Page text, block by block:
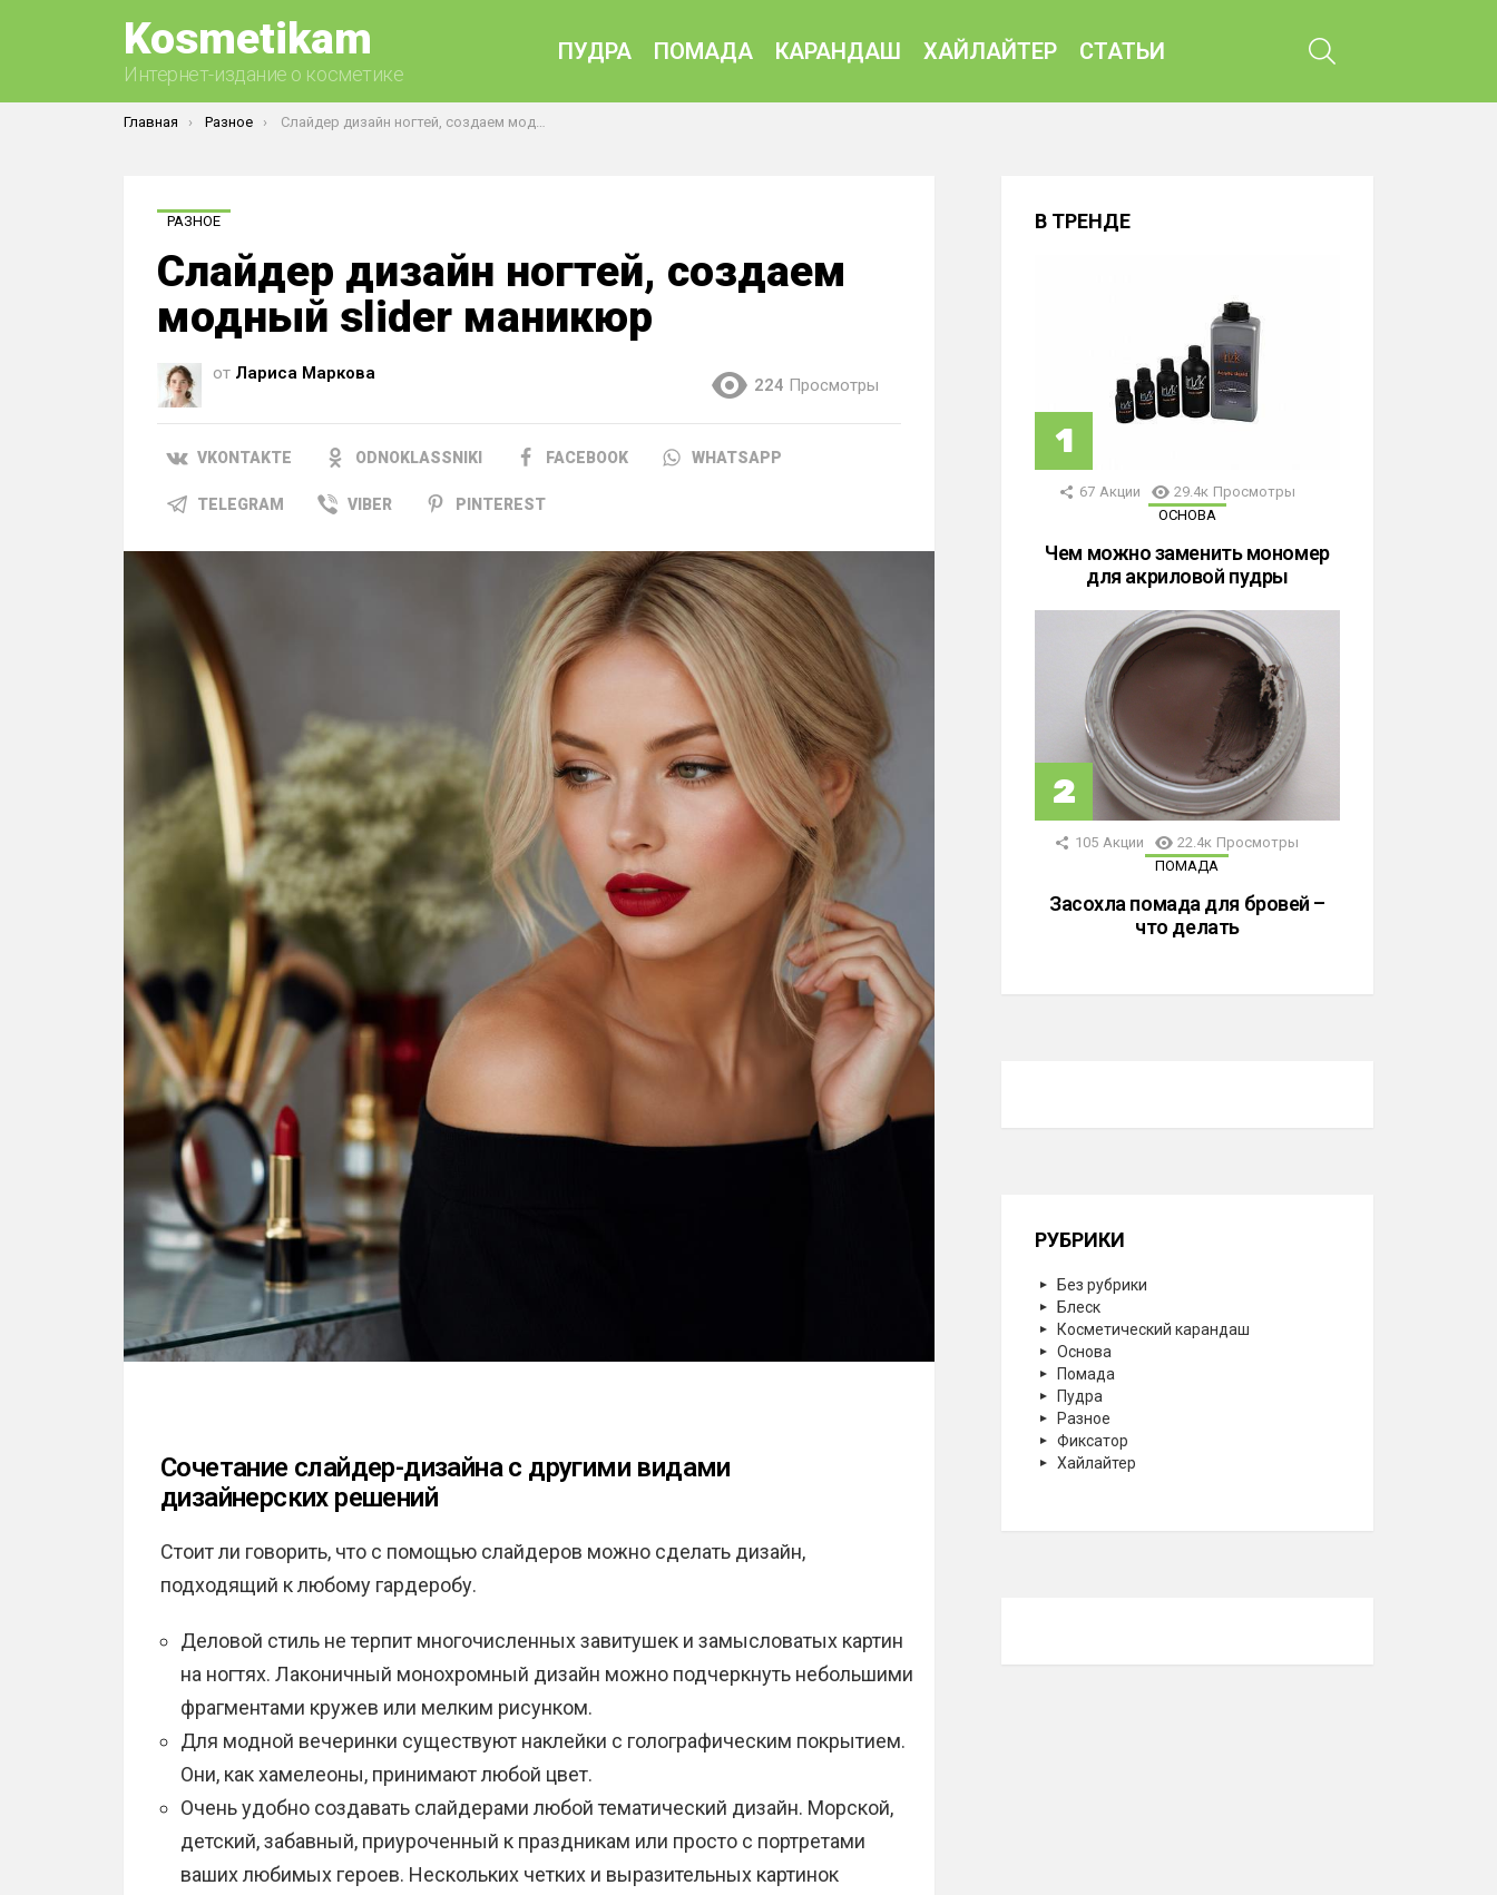
Kosmetikam
Интернет-издание о косметике
ПУДРА ПОМАДА КАРАНДАШ ХАЙЛАЙТЕР СТАТЬИ
Вы здесь:
Главная Разное Слайдер дизайн ногтей, создаем модный slider маникюр
РАЗНОЕ
Слайдер дизайн ногтей, создаем
модный slider маникюр
от Лариса Маркова
224 Просмотры
VKONTAKTE ODNOKLASSNIKI FACEBOOK WHATSAPP
TELEGRAM VIBER PINTEREST
Сочетание слайдер-дизайна с другими видами
дизайнерских решений
Стоит ли говорить, что с помощью слайдеров можно сделать дизайн,
подходящий к любому гардеробу.
Деловой стиль не терпит многочисленных завитушек и замысловатых картин
на ногтях. Лаконичный монохромный дизайн можно подчеркнуть небольшими
фрагментами кружев или мелким рисунком.
Для модной вечеринки существуют наклейки с голографическим покрытием.
Они, как хамелеоны, принимают любой цвет.
Очень удобно создавать слайдерами любой тематический дизайн. Морской,
детский, забавный, приуроченный к праздникам или просто с портретами
ваших любимых героев. Нескольких четких и выразительных картинок
В ТРЕНДЕ
67 Акции 29.4к Просмотры
ОСНОВА
Чем можно заменить мономер
для акриловой пудры
105 Акции 22.4к Просмотры
ПОМАДА
Засохла помада для бровей –
что делать
РУБРИКИ
Без рубрики
Блеск
Косметический карандаш
Основа
Помада
Пудра
Разное
Фиксатор
Хайлайтер